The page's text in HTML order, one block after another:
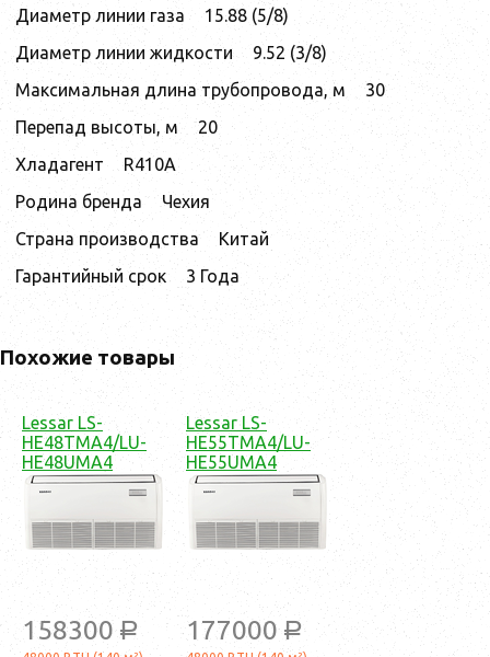
Диаметр линии газа
15.88 (5/8)
Диаметр линии жидкости
9.52 (3/8)
Максимальная длина трубопровода, м
30
Перепад высоты, м
20
Хладагент
R410A
Родина бренда
Чехия
Страна производства
Китай
Гарантийный срок
3 Года
Похожие товары
Lessar LS-
HE48TMA4/LU-
HE48UMA4
158300 a
Lessar LS-
HE55TMA4/LU-
HE55UMA4
177000 a